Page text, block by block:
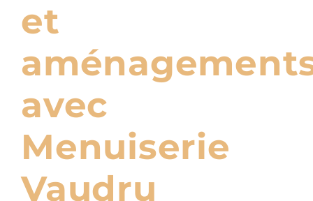
et
avec
Menuiserie
Vaudru